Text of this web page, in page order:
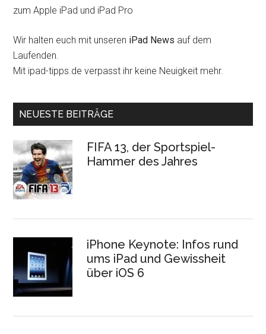
zum Apple iPad und iPad Pro
Wir halten euch mit unseren iPad News auf dem
Laufenden.
Mit ipad-tipps.de verpasst ihr keine Neuigkeit mehr.
NEUESTE BEITRÄGE
FIFA 13, der Sportspiel-
Hammer des Jahres
iPhone Keynote: Infos rund
ums iPad und Gewissheit
über iOS 6